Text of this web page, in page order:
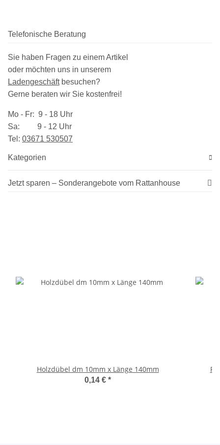
Telefonische Beratung
Sie haben Fragen zu einem Artikel
oder möchten uns in unserem
Ladengeschäftbesuchen?
Gerne beraten wir Sie kostenfrei!
Mo - Fr: 9 - 18 Uhr
Sa: 9 - 12 Uhr
Tel: 03​671 530507
Kategorien
Jetzt sparen – Sonderangebote vom Rattanhouse
Holzdübel dm 10mm x Länge 140mm
0,14 € *